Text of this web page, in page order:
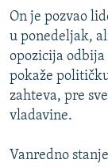
SVE KARTE
NASTANAK I
On je pozvao
u ponedeljak,
opozicija
pokaže
zahteva, pre
vladavine.
Vanredno